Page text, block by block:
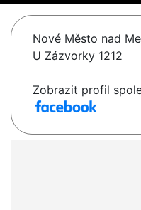
Nové Město nad
U Zázvorky 1212
Zobrazit profil